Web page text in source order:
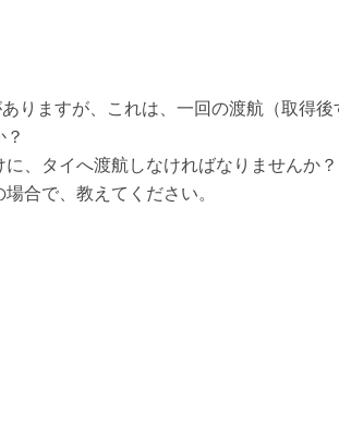
りますが、これは、一回の渡航（取得後
、タイへ渡航しなければなりませんか？
合で、教えてください。